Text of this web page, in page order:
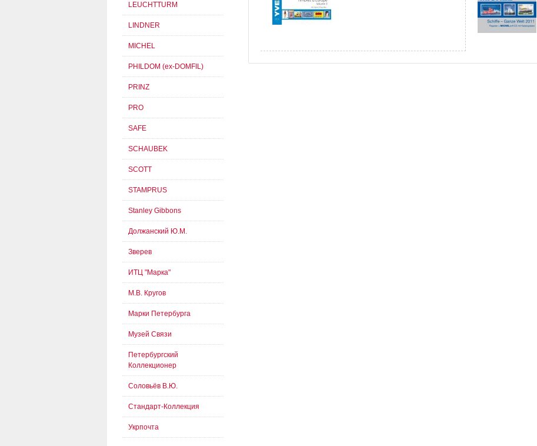
LEUCHTTURM
LINDNER
MICHEL
PHILDOM (ex-DOMFIL)
PRINZ
PRO
SAFE
SCHAUBEK
SCOTT
STAMPRUS
Stanley Gibbons
Должанский Ю.М.
Зверев
ИТЦ "Марка"
М.В. Кругов
Марки Петербурга
Музей Связи
Петербургский
Коллекционер
Соловьёв В.Ю.
Стандарт-Коллекция
Укрпочта